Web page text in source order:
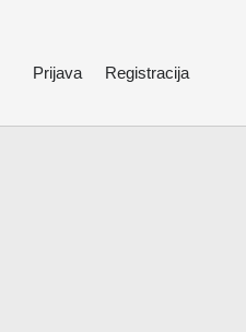
Prijava Registracija